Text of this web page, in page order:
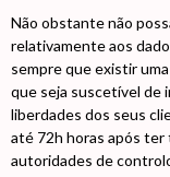
Não obstante não
relativamente aos
sempre que existir
que seja suscetível de
liberdades dos seus
até 72h horas após
autoridades de